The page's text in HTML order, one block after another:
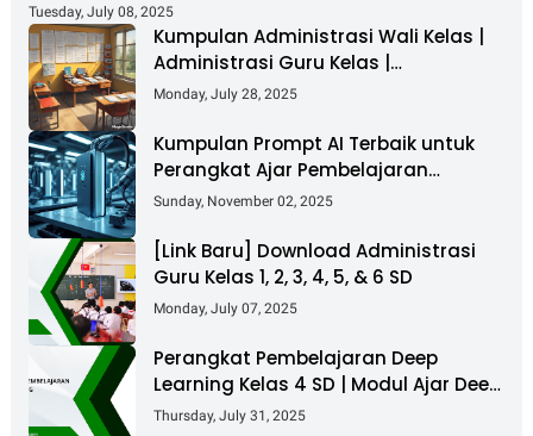
Tuesday, July 08, 2025
Kumpulan Administrasi Wali Kelas |
Administrasi Guru Kelas |
Administrasi Supervisi Guru
Monday, July 28, 2025
Kumpulan Prompt AI Terbaik untuk
Perangkat Ajar Pembelajaran
Mendalam
Sunday, November 02, 2025
[Link Baru] Download Administrasi
Guru Kelas 1, 2, 3, 4, 5, & 6 SD
Monday, July 07, 2025
Perangkat Pembelajaran Deep
Learning Kelas 4 SD | Modul Ajar Deep
Learning Kelas 4 SD | RPP
Thursday, July 31, 2025